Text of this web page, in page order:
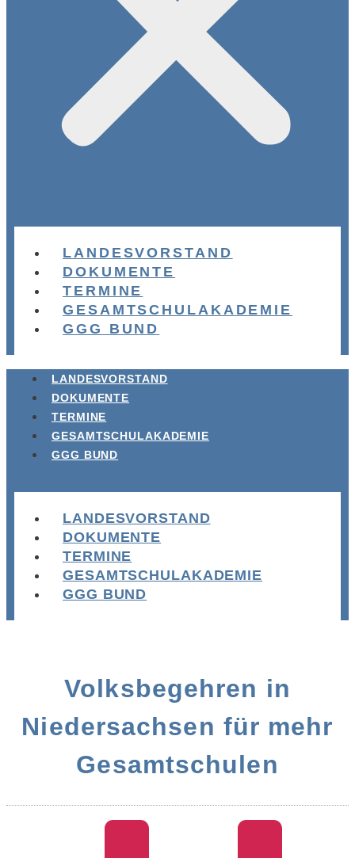
LANDESVORSTAND
DOKUMENTE
TERMINE
GESAMTSCHULAKADEMIE
GGG BUND
LANDESVORSTAND
DOKUMENTE
TERMINE
GESAMTSCHULAKADEMIE
GGG BUND
LANDESVORSTAND
DOKUMENTE
TERMINE
GESAMTSCHULAKADEMIE
GGG BUND
Volksbegehren in
Niedersachsen für mehr
Gesamtschulen